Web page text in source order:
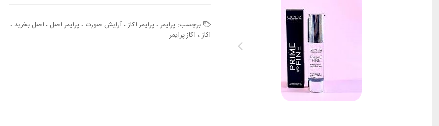
برچسب:پرایمر ، پرایمر اکاز ، آرایش صورت ، پرایمر اصل ، اصل بخرید ،
اکاز ، اکاز پرایمر